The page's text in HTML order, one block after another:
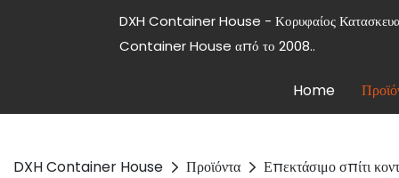
DXH Container House - Κορυφαίος
Container House από το 2008..
Home
DXH Container House Προϊόντα Επεκτάσιμο σπίτι